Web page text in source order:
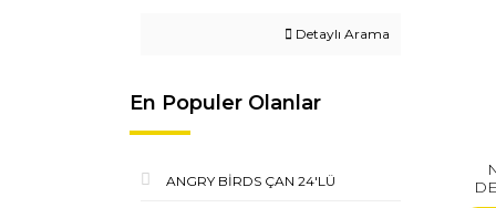
Detaylı Arama
En Populer Olanlar
ANGRY BİRDS ÇAN 24'LÜ